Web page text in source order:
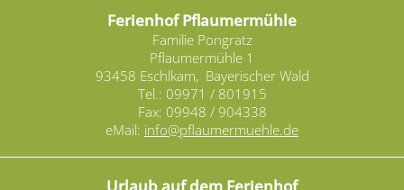
Ferienhof Pflaumermühle
Familie Pongratz
Pflaumermühle 1
93458 Eschlkam, Bayerischer Wald
Tel.: 09971 / 801915
Fax: 09948 / 904338
eMail: info@pflaumermuehle.de